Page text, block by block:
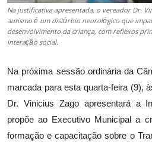
Na justificativa apresentada, o vereador Dr.
autismo é um distúrbio neurológico que
desenvolvimento da criança, com reflexos
interação social.
Na próxima sessão ordinária da
marcada para esta quarta-feira (9),
Dr. Vinicius Zago apresentará a
propõe ao Executivo Municipal a
formação e capacitação sobre o